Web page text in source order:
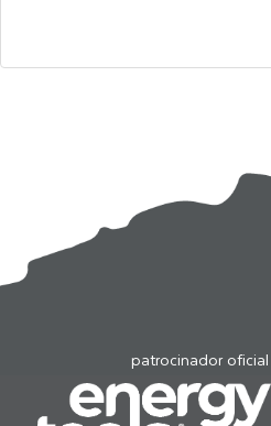
patrocinador oficial